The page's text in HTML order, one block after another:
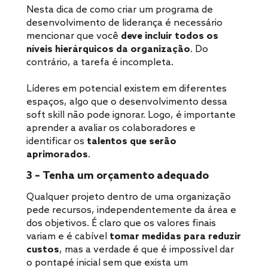
Nesta dica de como criar um programa de
desenvolvimento de liderança é necessário
mencionar que você deve incluir todos os
níveis hierárquicos da organização. Do
contrário, a tarefa é incompleta.
Líderes em potencial existem em diferentes
espaços, algo que o desenvolvimento dessa
soft skill não pode ignorar. Logo, é importante
aprender a avaliar os colaboradores e
identificar os talentos que serão
aprimorados.
3 – Tenha um orçamento adequado
Qualquer projeto dentro de uma organização
pede recursos, independentemente da área e
dos objetivos. É claro que os valores finais
variam e é cabível tomar medidas para reduzir
custos, mas a verdade é que é impossível dar
o pontapé inicial sem que exista um